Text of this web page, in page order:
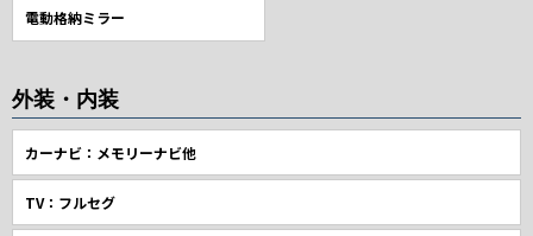
電動格納ミラー
外装・内装
カーナビ：メモリーナビ他
TV：フルセグ